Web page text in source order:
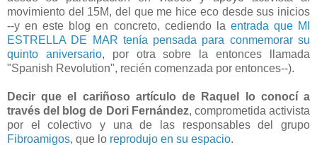
movimiento del 15M, del que me hice eco desde sus inicios
--y en este blog en concreto, cediendo la entrada que MI
ESTRELLA DE MAR tenía pensada para conmemorar su
quinto aniversario, por otra sobre la entonces llamada
"Spanish Revolution", recién comenzada por entonces--).
Decir que el cariñoso artículo de Raquel lo conocí a
través del blog de Dori Fernández, comprometida activista
por el colectivo y una de las responsables del grupo
Fibroamigos, que lo reprodujo en su espacio.